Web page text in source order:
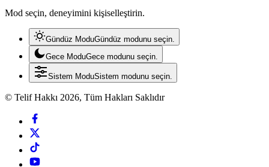
Mod seçin, deneyimini kişiselleştirin.
Gündüz ModuGündüz modunu seçin.
Gece ModuGece modunu seçin.
Sistem ModuSistem modunu seçin.
© Telif Hakkı 2026, Tüm Hakları Saklıdır